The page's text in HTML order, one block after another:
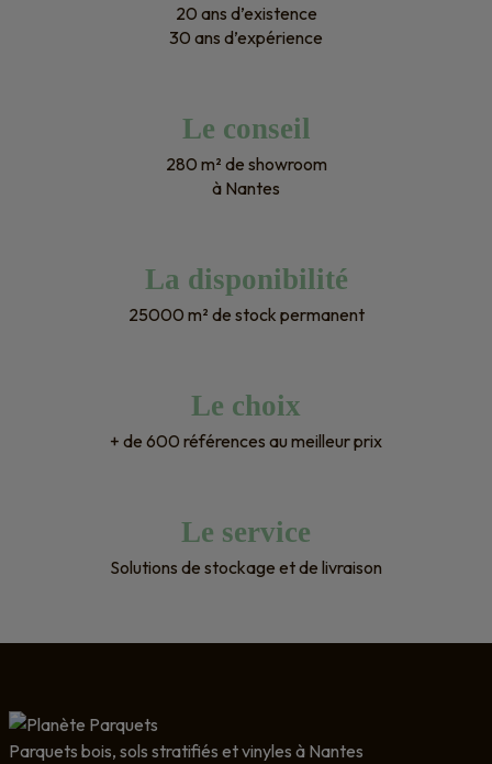
20 ans d’existence
30 ans d’expérience
Le conseil
280 m² de showroom
à Nantes
La disponibilité
25000 m² de stock permanent
Le choix
+ de 600 références au meilleur prix
Le service
Solutions de stockage et de livraison
Parquets bois, sols stratifiés et vinyles à Nantes